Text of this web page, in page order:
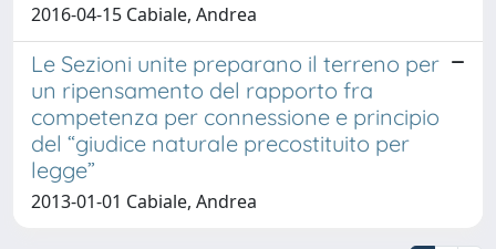
2016-04-15 Cabiale, Andrea
Le Sezioni unite preparano il terreno per
un ripensamento del rapporto fra
competenza per connessione e principio
del “giudice naturale precostituito per
legge”
2013-01-01 Cabiale, Andrea